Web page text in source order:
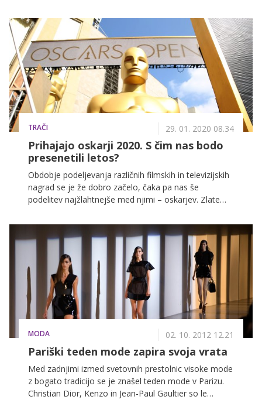
sedeti. A trpljenje v imenu mode za sestre
Kardashian-Jenner ni nič neobičajnega ...
TRAČI 29. 01. 2020 08.34
Prihajajo oskarji 2020. S čim nas bodo
presenetili letos?
Obdobje podeljevanja različnih filmskih in televizijskih
nagrad se je že dobro začelo, čaka pa nas še
podelitev najžlahtnejše med njimi – oskarjev. Zlate
dosedanja večletna praksa, pa se bo slovesna
prireditev odvila v Dolby Theatru v Hollywoodu.
MODA 02. 10. 2012 12.21
Pariški teden mode zapira svoja vrata
Med zadnjimi izmed svetovnih prestolnic visoke mode
z bogato tradicijo se je znašel teden mode v Parizu.
Christian Dior, Kenzo in Jean-Paul Gaultier so le